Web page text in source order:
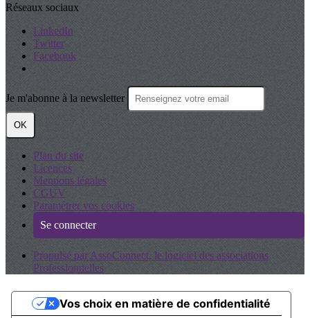
Réseaux sociaux
LinkedIn
Twitter
Facebook
Je m'abonne à la newsletter
OK
Plan du site
Licences
Mentions légales
CGUV
Paramétrer vos cookies
Se connecter
Propulsé par AssoConnect, le logiciel des associations
Professionnelles
Vos choix en matière de confidentialité